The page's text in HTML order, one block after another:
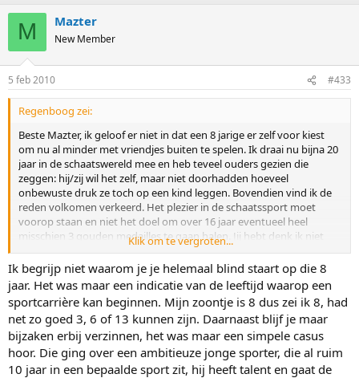
M Mazter
New Member
5 feb 2010 #433
Regenboog zei:
Beste Mazter, ik geloof er niet in dat een 8 jarige er zelf voor kiest
om nu al minder met vriendjes buiten te spelen. Ik draai nu bijna 20
jaar in de schaatswereld mee en heb teveel ouders gezien die
zeggen: hij/zij wil het zelf, maar niet doorhadden hoeveel
onbewuste druk ze toch op een kind leggen. Bovendien vind ik de
reden volkomen verkeerd. Het plezier in de schaatssport moet
voorop staan en niet het doel om over 16 jaar eventueel heel
misschien 3 gouden medailles te gaan halen. Jij hebt denk ik niet
door wat er allemaal voor nodig is om de top te halen, bij een 8
jarige is daar nog niets, niente, nada over te zeggen. En
opofferingen hoeven op die leeftijd helemaal nog niet. Als je
interviews van topsporters leest, dan gelden die opofferingen pas
vanaf de puberjaren. Ja, dan moeten ze inderdaad kiezen voor
minder uit gaan e.d. Daarom is het zo belangrijk dat het plezier en
de passie voor de sport zelf voorop staan. Want als ze de top dan
niet halen (en o wat is die kans toch groot) dan hebben ze toch een
fijn sportleven gehad.
Klik om te vergroten...
Ik begrijp niet waarom je je helemaal blind staart op die 8
jaar. Het was maar een indicatie van de leeftijd waarop een
sportcarrière kan beginnen. Mijn zoontje is 8 dus zei ik 8, had
net zo goed 3, 6 of 13 kunnen zijn. Daarnaast blijf je maar
bijzaken erbij verzinnen, het was maar een simpele casus
hoor. Die ging over een ambitieuze jonge sporter, die al ruim
10 jaar in een bepaalde sport zit, hij heeft talent en gaat de